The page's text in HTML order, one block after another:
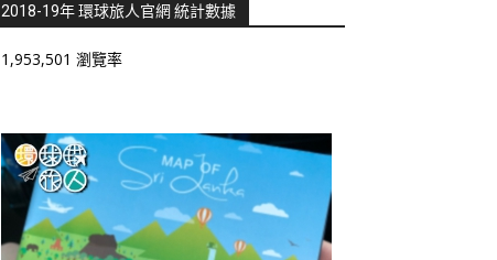
2018-19年 環球旅人官網 統計數據
1,953,501 瀏覽率